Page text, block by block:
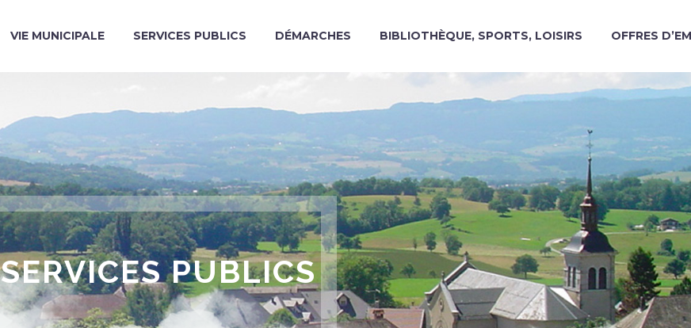
VIE MUNICIPALE SERVICES PUBLICS DÉMARCHES BIBLIOTHÈQUE, SPORTS, LOISIRS OFFRES
SERVICES PUBLICS